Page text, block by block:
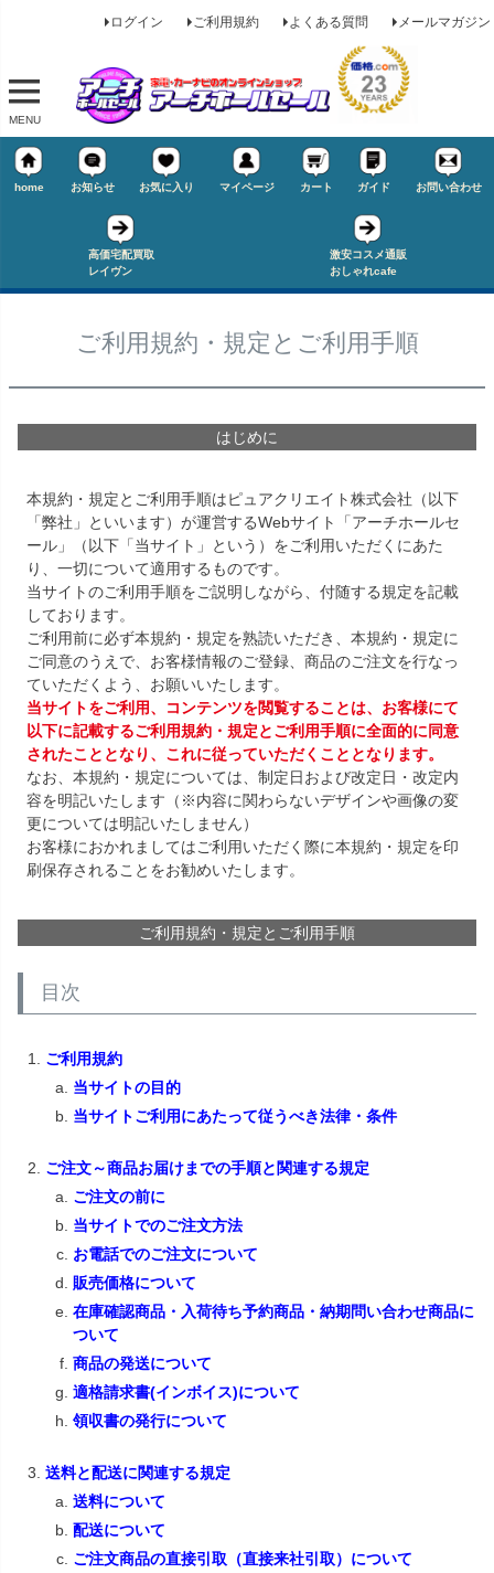
ログイン ご利用規約 よくある質問 メールマガジン
MENU
home お知らせ お気に入り マイページ カート ガイド お問い合わせ
高価宅配買取
レイヴン
激安コスメ通販
おしゃれcafe
ご利用規約・規定とご利用手順
はじめに
本規約・規定とご利用手順はピュアクリエイト株式会社（以下
「弊社」といいます）が運営するWebサイト「アーチホールセ
ール」（以下「当サイト」という）をご利用いただくにあた
り、一切について適用するものです。
当サイトのご利用手順をご説明しながら、付随する規定を記載
しております。
ご利用前に必ず本規約・規定を熟読いただき、本規約・規定に
ご同意のうえで、お客様情報のご登録、商品のご注文を行なっ
ていただくよう、お願いいたします。
当サイトをご利用、コンテンツを閲覧することは、お客様にて
以下に記載するご利用規約・規定とご利用手順に全面的に同意
されたこととなり、これに従っていただくこととなります。
なお、本規約・規定については、制定日および改定日・改定内
容を明記いたします（※内容に関わらないデザインや画像の変
更については明記いたしません）
お客様におかれましてはご利用いただく際に本規約・規定を印
刷保存されることをお勧めいたします。
ご利用規約・規定とご利用手順
目次
ご利用規約
当サイトの目的
当サイトご利用にあたって従うべき法律・条件
ご注文～商品お届けまでの手順と関連する規定
ご注文の前に
当サイトでのご注文方法
お電話でのご注文について
販売価格について
在庫確認商品・入荷待ち予約商品・納期問い合わせ商品に
ついて
商品の発送について
適格請求書(インボイス)について
領収書の発行について
送料と配送に関連する規定
送料について
配送について
ご注文商品の直接引取（直接来社引取）について